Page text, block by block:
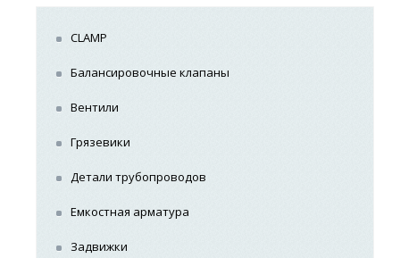
CLAMP
Балансировочные клапаны
Вентили
Грязевики
Детали трубопроводов
Емкостная арматура
Задвижки